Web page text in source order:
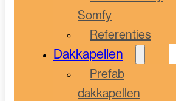
Somfy
Referenties
Dakkapellen
Prefab
dakkapellen